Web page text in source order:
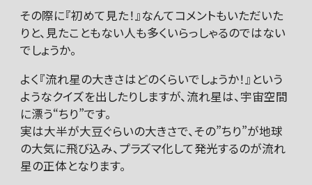
その際に『初めて見た！』なんてコメントもいただいた
りと、見たこともない人も多くいらっしゃるのではない
でしょうか。
よく『流れ星の大きさはどのくらいでしょうか！』という
ようなクイズを出したりしますが、流れ星は、宇宙空間
に漂う“ちり”です。
実は大半が大豆ぐらいの大きさで、その”ちり”が地球
の大気に飛び込み、プラズマ化して発光するのが流れ
星の正体となります。